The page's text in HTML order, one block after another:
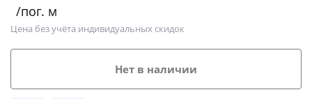
/пог. м
Цена без учёта индивидуальных скидок
Нет в наличии
Получайте товар
выбранный способом
Оставшиеся75% будут
списыватьсяс вашей карты